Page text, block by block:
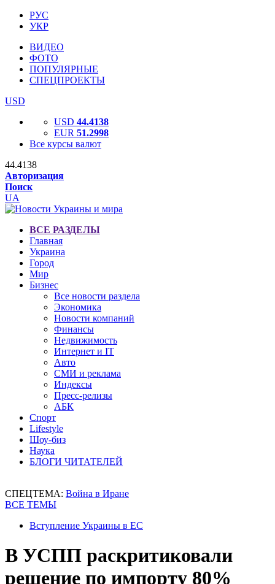
РУС
УКР
ВИДЕО
ФОТО
ПОПУЛЯРНЫЕ
СПЕЦПРОЕКТЫ
USD
USD 44.4138
EUR 51.2998
Все курсы валют
44.4138
Авторизация
Поиск
UA
ВСЕ РАЗДЕЛЫ
Главная
Украина
Город
Мир
Бизнес
Все новости раздела
Экономика
Новости компаний
Финансы
Недвижимость
Интернет и IT
Авто
СМИ и реклама
Индексы
Пресс-релизы
АБК
Спорт
Lifestyle
Шоу-биз
Наука
БЛОГИ ЧИТАТЕЛЕЙ
СПЕЦТЕМА: Война в Иране
ВСЕ ТЕМЫ
Вступление Украины в ЕС
В УСПП раскритиковали
решение по импорту 80%